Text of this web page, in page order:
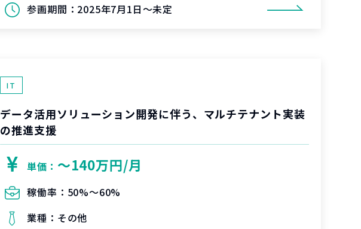
参画期間： 2025年7月1日～未定
IT
データ活用ソリューション開発に伴う、マルチテナント実装
の推進支援
単価： 〜140万円/月
稼働率： 50%〜60%
業種： その他